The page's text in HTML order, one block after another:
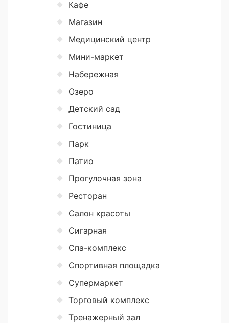
Кафе
Магазин
Медицинский центр
Мини-маркет
Набережная
Озеро
Детский сад
Гостиница
Парк
Патио
Прогулочная зона
Ресторан
Салон красоты
Сигарная
Спа-комплекс
Спортивная площадка
Супермаркет
Торговый комплекс
Тренажерный зал